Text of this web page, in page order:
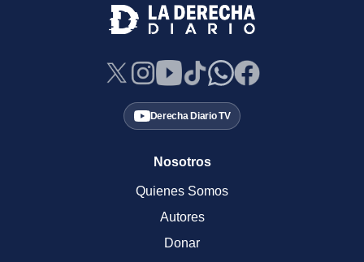
Derecha Diario TV
Nosotros
Quienes Somos
Autores
Donar